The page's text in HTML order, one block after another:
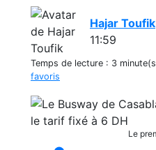
Hajar Toufik
11:59
Temps de lecture : 3
favoris
Le